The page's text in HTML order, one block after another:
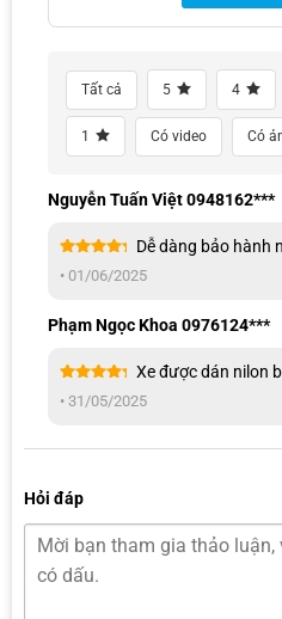
Tất cả 5 4
1 Có video Có
Nguyễn Tuấn Việt 0948162***
hạng55
Dễ dàng bảo hành
• 01/06/2025
Phạm Ngọc Khoa 0976124***
hạng55
Xe được dán nilon
• 31/05/2025
Hỏi đáp